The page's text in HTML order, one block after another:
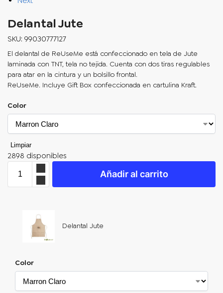
Delantal Jute
SKU: 99030777127
El delantal de ReUseMe está confeccionado en tela de Jute
laminada con TNT, tela no tejida. Cuenta con dos tiras regulables
para atar en la cintura y un bolsillo frontal.
ReUseMe. Incluye Gift Box confeccionada en cartulina Kraft.
Color
Limpiar
2898 disponibles
Añadir al carrito
Delantal Jute
Color